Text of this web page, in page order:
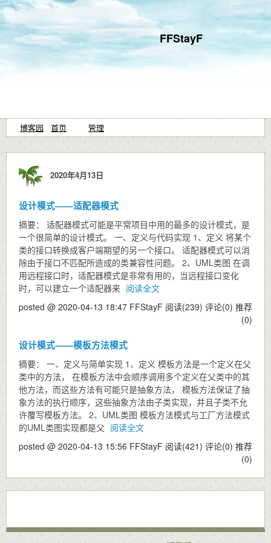
FFStayF
博客园 首页 管理
2020年4月13日
设计模式——适配器模式
摘要： 适配器模式可能是平常项目中用的最多的设计模式，是
一个很简单的设计模式。 一、定义与代码实现 1、定义 将某个
类的接口转换成客户端期望的另一个接口。 适配器模式可以消
除由于接口不匹配所造成的类兼容性问题。 2、UML类图 在调
用远程接口时，适配器模式是非常有用的，当远程接口变化
时，可以建立一个适配器来 阅读全文
posted @ 2020-04-13 18:47 FFStayF 阅读(239) 评论(0) 推荐
(0)
设计模式——模板方法模式
摘要： 一、定义与简单实现 1、定义 模板方法是一个定义在父
类中的方法， 在模板方法中会顺序调用多个定义在父类中的其
他方法，而这些方法有可能只是抽象方法， 模板方法保证了抽
象方法的执行顺序，这些抽象方法由子类实现，并且子类不允
许覆写模板方法。 2、UML类图 模板方法模式与工厂方法模式
的UML类图实现都是父 阅读全文
posted @ 2020-04-13 15:56 FFStayF 阅读(421) 评论(0) 推荐
(0)